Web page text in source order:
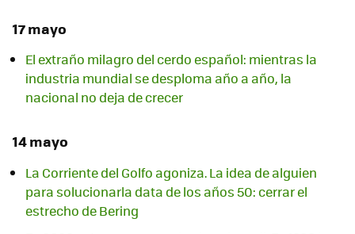
17 mayo
El extraño milagro del cerdo español: mientras la
industria mundial se desploma año a año, la
nacional no deja de crecer
14 mayo
La Corriente del Golfo agoniza. La idea de alguien
para solucionarla data de los años 50: cerrar el
estrecho de Bering